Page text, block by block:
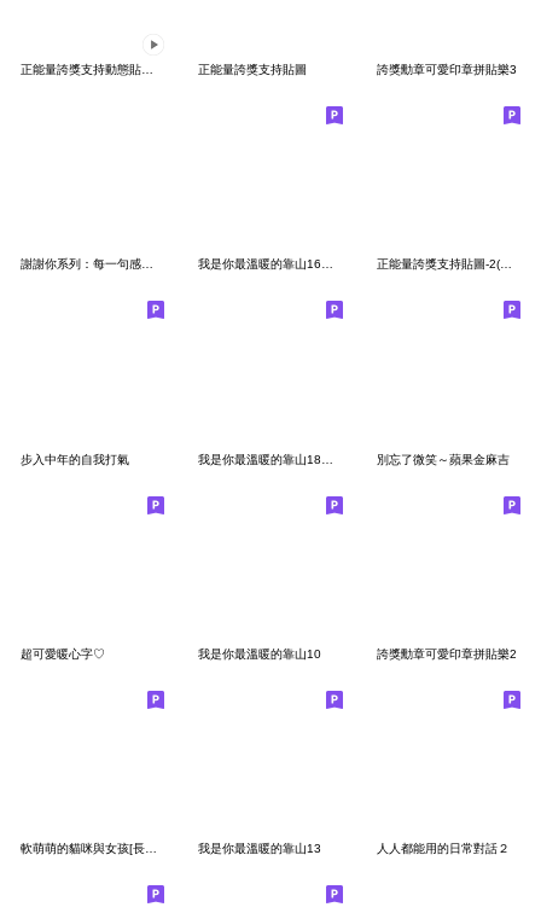
正能量誇獎支持貼圖 誇獎勳章可愛印章拼貼樂3
謝謝你系列：每一句感謝都是我的心意 我是你最溫暖的靠山16給你一點鼓勵 正能量誇獎支持貼圖-2(修正版)
步入中年的自我打氣 別忘了微笑～蘋果金麻吉
超可愛暖心字♡ 我是你最溫暖的靠山10 誇獎勳章可愛印章拼貼樂2
軟萌萌的貓咪與女孩[長文禮貌貼圖] 我是你最溫暖的靠山13 人人都能用的日常對話２